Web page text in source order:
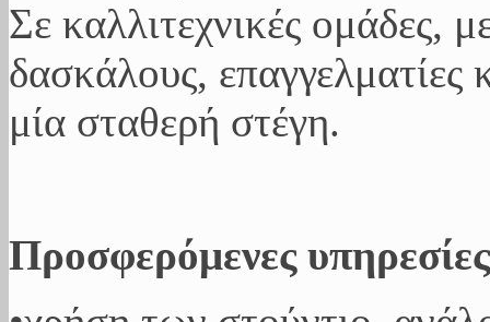
Σε καλλιτεχνικές ομάδες,
δασκάλους, επαγγελματίες
μία σταθερή στέγη.
Προσφερόμενες